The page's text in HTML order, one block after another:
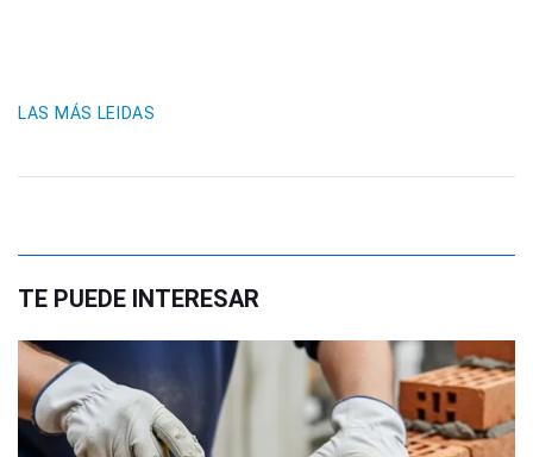
LAS MÁS LEIDAS
TE PUEDE INTERESAR